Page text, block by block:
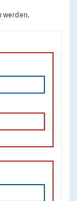
werden.